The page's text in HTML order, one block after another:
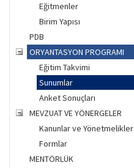
Eğitmenler
Birim Yapısı
PDB
ORYANTASYON PROGRAMI
Eğitim Takvimi
Sunumlar
Anket Sonuçları
MEVZUAT VE YÖNERGELER
Kanunlar ve Yönetmelikler
Formlar
MENTÖRLÜK